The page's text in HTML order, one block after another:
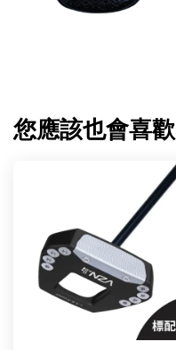
您應該也會喜歡